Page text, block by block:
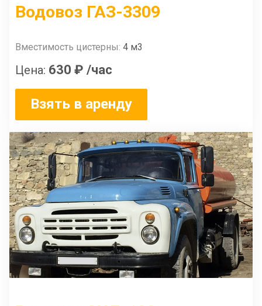
Водовоз ГАЗ-3309
Вместимость цистерны: 4 м3
Цена: 630 ₽ /час
Взять в аренду